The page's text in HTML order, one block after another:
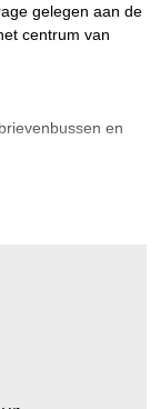
gelegen aan de
centrum van
en
natte ruimtes, is